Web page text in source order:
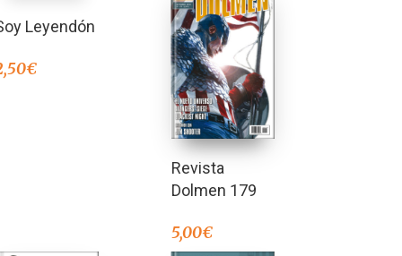
Leyendón
€
Revista
Dolmen 179
5,00€